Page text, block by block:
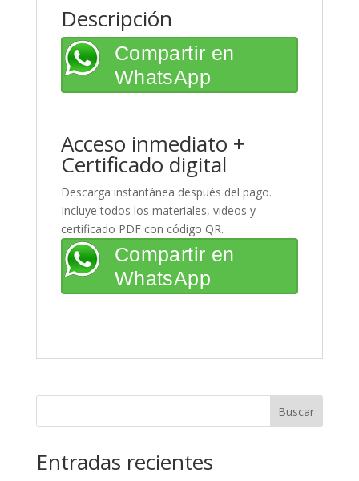
Descripción
Compartir en
WhatsApp
Acceso inmediato +
Certificado digital
Descarga instantánea después del pago.
Incluye todos los materiales, videos y
certificado PDF con código QR.
Compartir en
WhatsApp
Buscar
Entradas recientes